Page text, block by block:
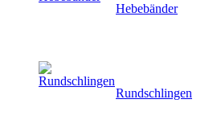
Hebebänder
Rundschlingen